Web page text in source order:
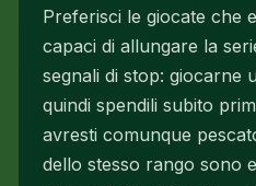
Preferisci le giocate che
capaci di allungare la
segnali di stop: giocarne
quindi spendili subito
avresti comunque
dello stesso rango sono